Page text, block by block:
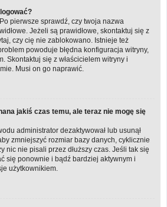
pierwsze sprawdź, czy twoja nazwa
Jeżeli są prawidłowe, skontaktuj się z
czy cię nie zablokowano. Istnieje też
powoduje błędna konfiguracja witryny,
Skontaktuj się z właścicielem witryny i
Musi on go naprawić.
jakiś czas temu, ale teraz nie mogę się
administrator dezaktywował lub usunął
zmniejszyć rozmiar bazy danych, cyklicznie
nic nie pisali przez dłuższy czas. Jeśli tak się
się ponownie i bądź bardziej aktywnym i
użytkownikiem.